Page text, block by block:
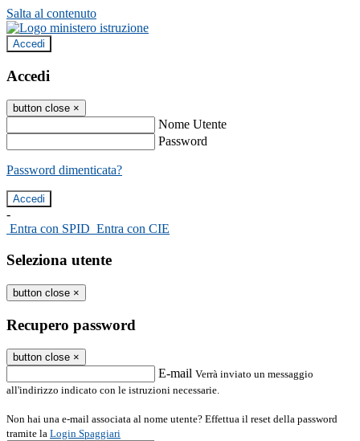
Salta al contenuto
Accedi
Accedi
button close ×
Nome Utente
Password
Password dimenticata?
-
Entra con SPID Entra con CIE
Seleziona utente
button close ×
Recupero password
button close ×
E-mail Verrà inviato un messaggio
all'indirizzo indicato con le istruzioni necessarie.
Non hai una e-mail associata al nome utente? Effettua il reset della password
tramite la Login Spaggiari